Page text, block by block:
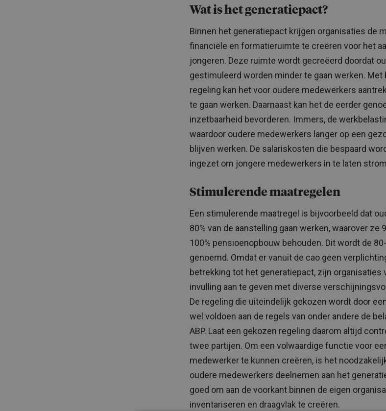
Wat is het generatiepact?
Binnen het generatiepact krijgen organisaties de
financiële en formatieruimte te creëren voor het
jongeren. Deze ruimte wordt gecreëerd doordat
gestimuleerd worden minder te gaan werken. Met
regeling kan het voor oudere medewerkers
te gaan werken. Daarnaast kan het de eerder
inzetbaarheid bevorderen. Immers, de
waardoor oudere medewerkers langer op een
blijven werken. De salariskosten die bespaard
ingezet om jongere medewerkers in te laten
Stimulerende maatregelen
Een stimulerende maatregel is bijvoorbeeld dat
80% van de aanstelling gaan werken, waarover ze
100% pensioenopbouw behouden. Dit wordt de
genoemd. Omdat er vanuit de cao geen
betrekking tot het generatiepact, zijn organisaties
invulling aan te geven met diverse
De regeling die uiteindelijk gekozen wordt door
wel voldoen aan de regels van onder andere de
ABP. Laat een gekozen regeling daarom altijd
twee partijen. Om een volwaardige functie voor
medewerker te kunnen creëren, is het
oudere medewerkers deelnemen aan het
goed om aan de voorkant binnen de eigen
inventariseren en draagvlak te creëren.